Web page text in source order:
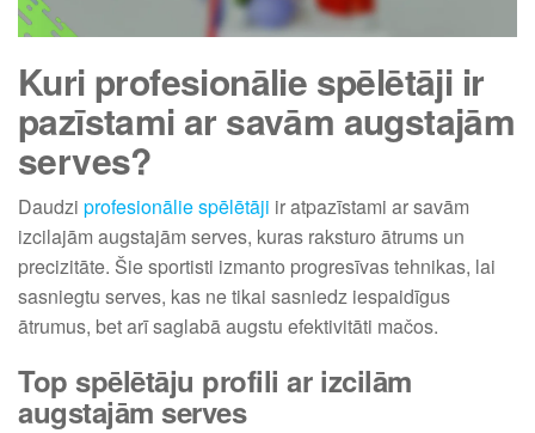
Kuri profesionālie spēlētāji ir
pazīstami ar savām augstajām
serves?
Daudzi profesionālie spēlētāji ir atpazīstami ar savām
izcilajām augstajām serves, kuras raksturo ātrums un
precizitāte. Šie sportisti izmanto progresīvas tehnikas, lai
sasniegtu serves, kas ne tikai sasniedz iespaidīgus
ātrumus, bet arī saglabā augstu efektivitāti mačos.
Top spēlētāju profili ar izcilām
augstajām serves